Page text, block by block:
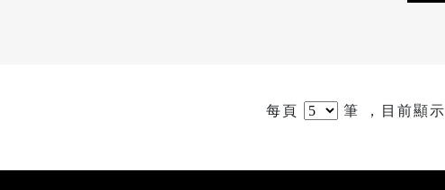
每頁 筆 ，目前顯示